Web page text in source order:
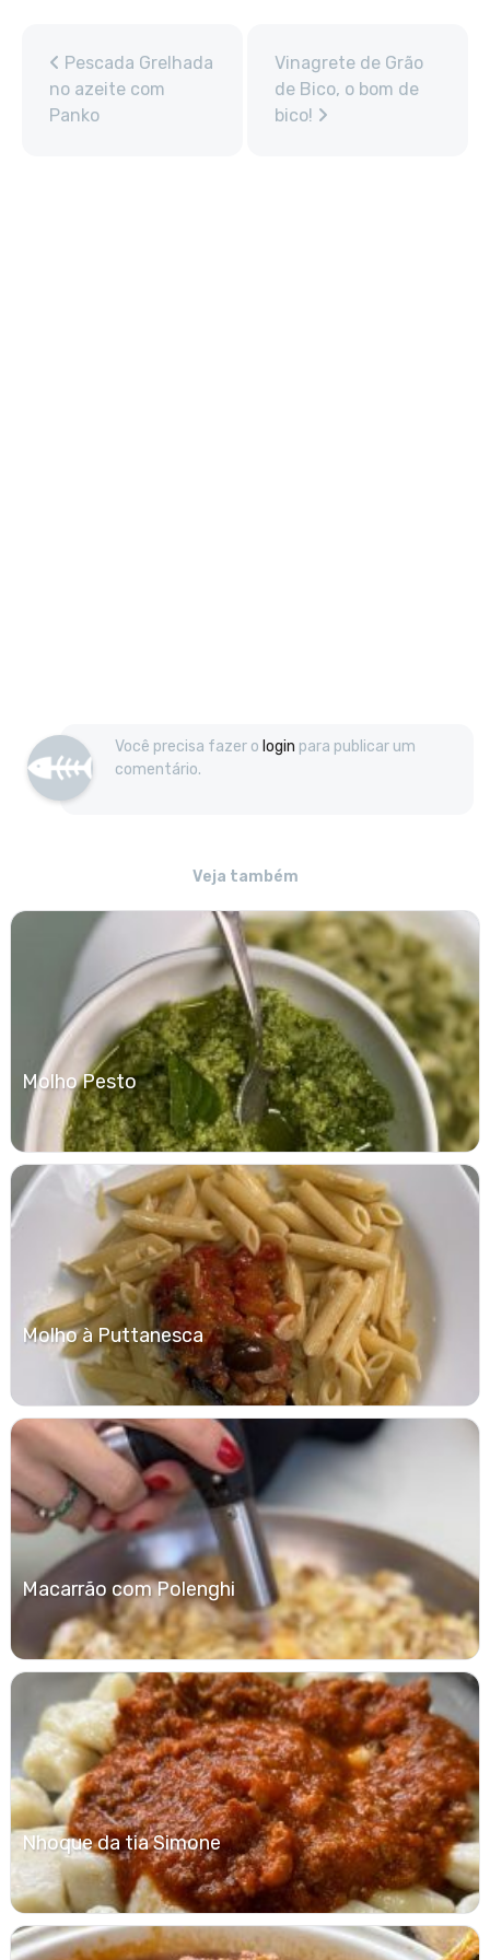
Pescada Grelhada
no azeite com
Panko
Vinagrete de Grão
de Bico, o bom de
bico!
Você precisa fazer o login para publicar um
comentário.
Veja também
Molho Pesto
Molho à Puttanesca
Macarrão com Polenghi
Nhoque da tia Simone